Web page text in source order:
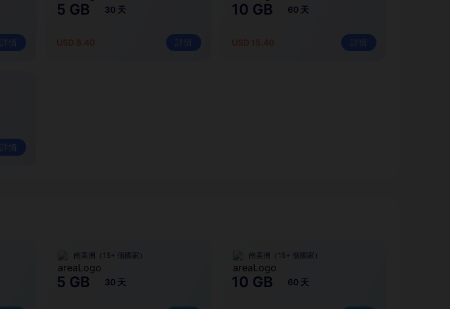
詳情
5 GB 30 天
USD 8.40 詳情
10 GB 60 天
USD 15.40 詳情
詳情
南美洲（15+ 個國家）
5 GB 30 天
南美洲（15+ 個國家）
10 GB 60 天